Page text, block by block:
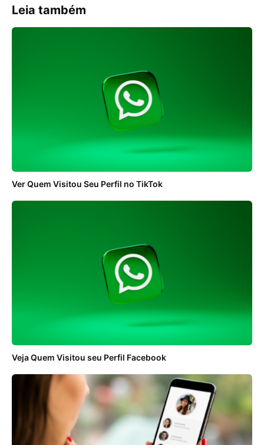
Leia também
Ver Quem Visitou Seu Perfil no TikTok
Veja Quem Visitou seu Perfil Facebook